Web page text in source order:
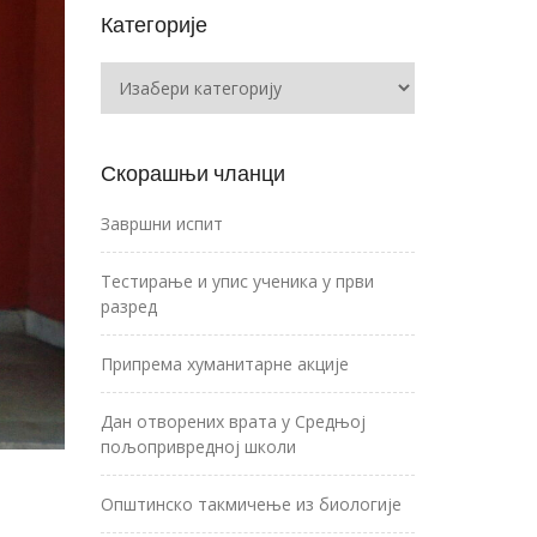
Категорије
Скорашњи чланци
Завршни испит
Тестирање и упис ученика у први
разред
Припрема хуманитарне акције
Дан отворених врата у Средњој
пољопривредној школи
Општинско такмичење из биологије